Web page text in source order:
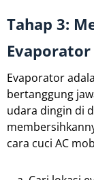
Tahap 3:
Evaporator
Evaporator
bertanggung
udara dingin di
cara cuci AC